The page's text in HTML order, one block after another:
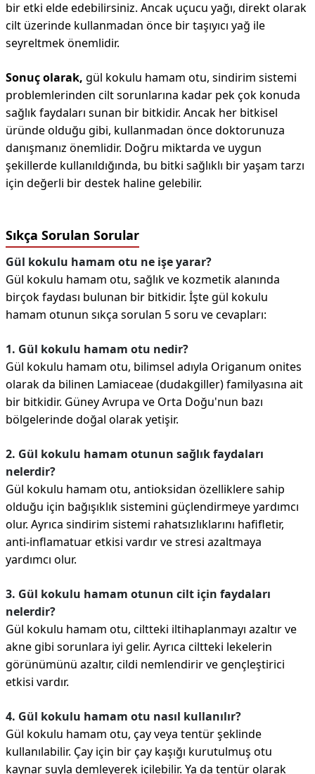
bir etki elde edebilirsiniz. Ancak uçucu yağı, direkt olarak
cilt üzerinde kullanmadan önce bir taşıyıcı yağ ile
seyreltmek önemlidir.
Sonuç olarak, gül kokulu hamam otu, sindirim sistemi
problemlerinden cilt sorunlarına kadar pek çok konuda
sağlık faydaları sunan bir bitkidir. Ancak her bitkisel
üründe olduğu gibi, kullanmadan önce doktorunuza
danışmanız önemlidir. Doğru miktarda ve uygun
şekillerde kullanıldığında, bu bitki sağlıklı bir yaşam tarzı
için değerli bir destek haline gelebilir.
Sıkça Sorulan Sorular
Gül kokulu hamam otu ne işe yarar?
Gül kokulu hamam otu, sağlık ve kozmetik alanında
birçok faydası bulunan bir bitkidir. İşte gül kokulu
hamam otunun sıkça sorulan 5 soru ve cevapları:
1. Gül kokulu hamam otu nedir?
Gül kokulu hamam otu, bilimsel adıyla Origanum onites
olarak da bilinen Lamiaceae (dudakgiller) familyasına ait
bir bitkidir. Güney Avrupa ve Orta Doğu'nun bazı
bölgelerinde doğal olarak yetişir.
2. Gül kokulu hamam otunun sağlık faydaları
nelerdir?
Gül kokulu hamam otu, antioksidan özelliklere sahip
olduğu için bağışıklık sistemini güçlendirmeye yardımcı
olur. Ayrıca sindirim sistemi rahatsızlıklarını hafifletir,
anti-inflamatuar etkisi vardır ve stresi azaltmaya
yardımcı olur.
3. Gül kokulu hamam otunun cilt için faydaları
nelerdir?
Gül kokulu hamam otu, ciltteki iltihaplanmayı azaltır ve
akne gibi sorunlara iyi gelir. Ayrıca ciltteki lekelerin
görünümünü azaltır, cildi nemlendirir ve gençleştirici
etkisi vardır.
4. Gül kokulu hamam otu nasıl kullanılır?
Gül kokulu hamam otu, çay veya tentür şeklinde
kullanılabilir. Çay için bir çay kaşığı kurutulmuş otu
kaynar suyla demleyerek içilebilir. Ya da tentür olarak